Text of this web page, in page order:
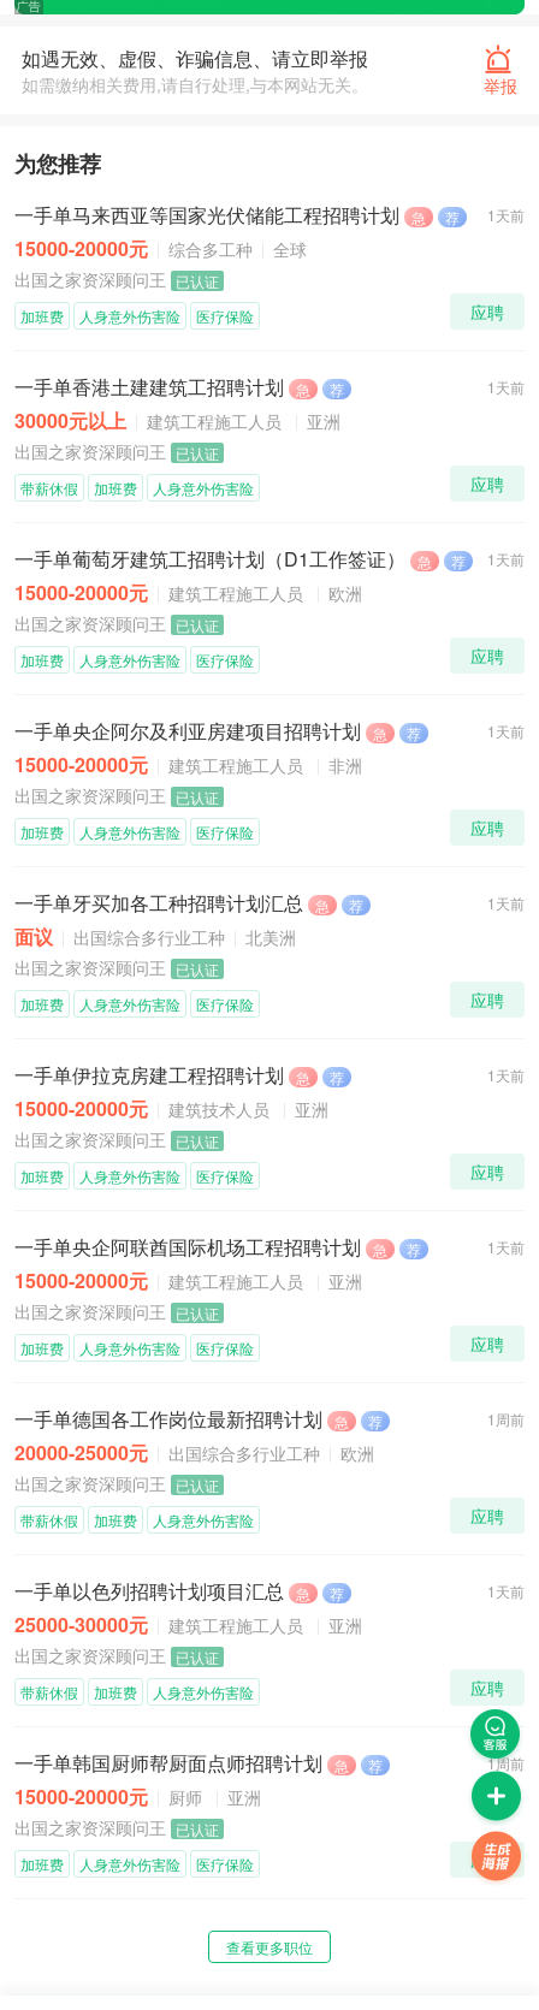
举报
如遇无效、虚假、诈骗信息、请立即举报
如需缴纳相关费用,请自行处理,与本网站无关。
为您推荐
1天前
一手单马来西亚等国家光伏储能工程招聘计划 急 荐
15000-20000元 综合多工种
全球
出国之家资深顾问王 已认证
应聘
加班费 人身意外伤害险 医疗保险
1天前
一手单香港土建建筑工招聘计划 急 荐
30000元以上 建筑工程施工人员
亚洲
出国之家资深顾问王 已认证
应聘
带薪休假 加班费 人身意外伤害险
1天前
一手单葡萄牙建筑工招聘计划（D1工作签证） 急 荐
15000-20000元 建筑工程施工人员
欧洲
出国之家资深顾问王 已认证
应聘
加班费 人身意外伤害险 医疗保险
1天前
一手单央企阿尔及利亚房建项目招聘计划 急 荐
15000-20000元 建筑工程施工人员
非洲
出国之家资深顾问王 已认证
应聘
加班费 人身意外伤害险 医疗保险
1天前
一手单牙买加各工种招聘计划汇总 急 荐
面议 出国综合多行业工种
北美洲
出国之家资深顾问王 已认证
应聘
加班费 人身意外伤害险 医疗保险
1天前
一手单伊拉克房建工程招聘计划 急 荐
15000-20000元 建筑技术人员
亚洲
出国之家资深顾问王 已认证
应聘
加班费 人身意外伤害险 医疗保险
1天前
一手单央企阿联酋国际机场工程招聘计划 急 荐
15000-20000元 建筑工程施工人员
亚洲
出国之家资深顾问王 已认证
应聘
加班费 人身意外伤害险 医疗保险
1周前
一手单德国各工作岗位最新招聘计划 急 荐
20000-25000元 出国综合多行业工种
欧洲
出国之家资深顾问王 已认证
应聘
带薪休假 加班费 人身意外伤害险
1天前
一手单以色列招聘计划项目汇总 急 荐
25000-30000元 建筑工程施工人员
亚洲
出国之家资深顾问王 已认证
应聘
带薪休假 加班费 人身意外伤害险
1周前
一手单韩国厨师帮厨面点师招聘计划 急 荐
15000-20000元 厨师
亚洲
出国之家资深顾问王 已认证
应聘
加班费 人身意外伤害险 医疗保险
查看更多职位